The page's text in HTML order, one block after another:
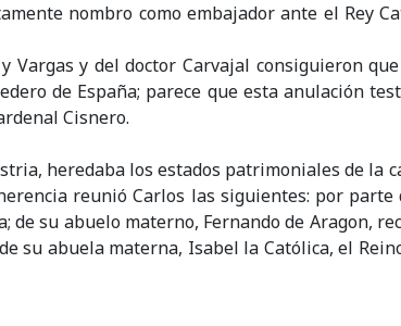
nombro como embajador ante el Rey
Vargas y del doctor Carvajal consiguieron
de España; parece que esta anulación
Cisnero.
heredaba los estados patrimoniales de la
reunió Carlos las siguientes: por
de su abuelo materno, Fernando de Aragon,
su abuela materna, Isabel la Católica, el